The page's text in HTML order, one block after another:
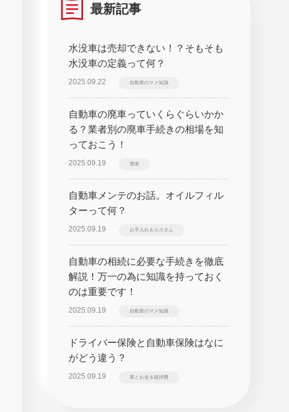
最新記事
水没車は売却できない！？そもそも
水没車の定義って何？
2025.09.22 自動車のマメ知識
自動車の廃車っていくらぐらいかか
る？業者別の廃車手続きの相場を知
っておこう！
2025.09.19 廃車
自動車メンテのお話。オイルフィル
ターって何？
2025.09.19 お手入れ＆カスタム
自動車の相続に必要な手続きを徹底
解説！万一の為に知識を持っておく
のは重要です！
2025.09.19 自動車のマメ知識
ドライバー保険と自動車保険はなに
がどう違う？
2025.09.19 車とお金＆維持費